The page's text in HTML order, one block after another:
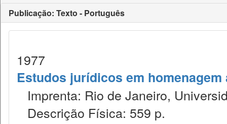
Publicação: Texto - Português
1977
Estudos jurídicos em
Imprenta: Rio de Janeiro,
Descrição Física: 559 p.